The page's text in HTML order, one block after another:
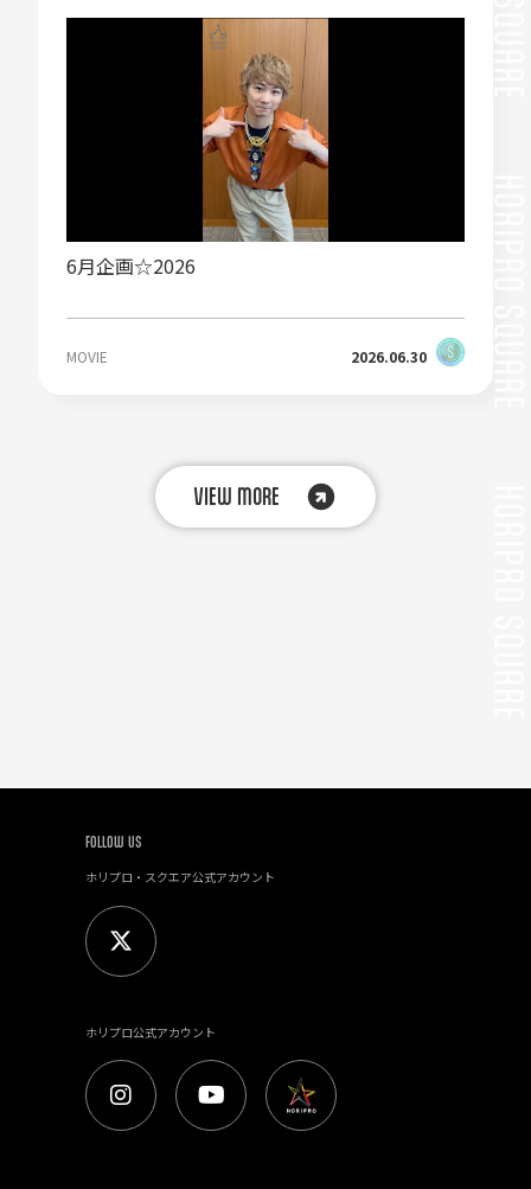
6月企画☆2026
MOVIE 2026.06.30
VIEW MORE
FOLLOW US
ホリプロ・スクエア公式アカウント
ホリプロ公式アカウント